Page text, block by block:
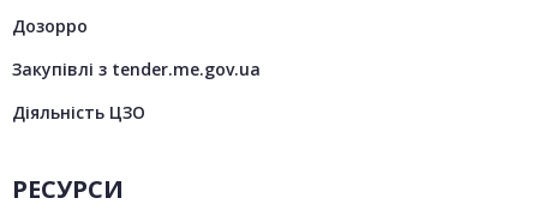
Дозорро
Закупівлі з tender.me.gov.ua
Діяльність ЦЗО
РЕСУРСИ